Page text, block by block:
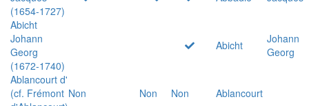
(1654-1727)
Abicht
Johann
Georg
(1672-1740)
Abicht
Johann
Georg
Ablancourt d'
(cf. Frémont Non Non Non
Ablancourt